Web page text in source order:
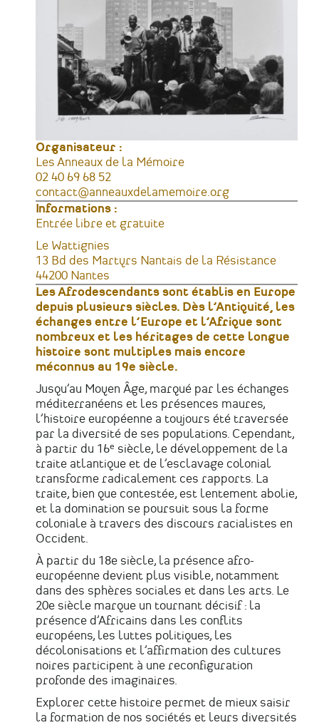
Organisateur :
Les Anneaux de la Mémoire
Téléphone
02 40 69 68 52
Courriel
contact@anneauxdelamemoire.org
Informations :
Tarifs
Entrée libre et gratuite
Lieu
Le Wattignies
Adresse
13 Bd des Martyrs Nantais de la Résistance
44200 Nantes
France
Les Afrodescendants sont établis en Europe
depuis plusieurs siècles. Dès l’Antiquité, les
échanges entre l’Europe et l’Afrique sont
nombreux et les héritages de cette longue
histoire sont multiples mais encore
méconnus au 19e siècle.
Jusqu’au Moyen Âge, marqué par les échanges
méditerranéens et les présences maures,
l’histoire européenne a toujours été traversée
par la diversité de ses populations. Cependant,
à partir du 16ᵉ siècle, le développement de la
traite atlantique et de l’esclavage colonial
transforme radicalement ces rapports. La
traite, bien que contestée, est lentement abolie,
et la domination se poursuit sous la forme
coloniale à travers des discours racialistes en
Occident.
À partir du 18e siècle, la présence afro-
européenne devient plus visible, notamment
dans des sphères sociales et dans les arts. Le
20e siècle marque un tournant décisif : la
présence d’Africains dans les conflits
européens, les luttes politiques, les
décolonisations et l’affirmation des cultures
noires participent à une reconfiguration
profonde des imaginaires.
Explorer cette histoire permet de mieux saisir
la formation de nos sociétés et leurs diversités